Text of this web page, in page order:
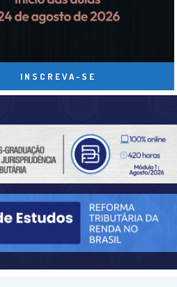
INSCREVA-SE